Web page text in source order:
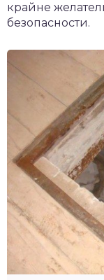
крайне
безопасности.